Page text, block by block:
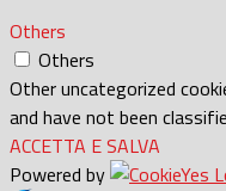
Others
Others
Other uncategorized
and have not been
ACCETTA E SALVA
Powered by